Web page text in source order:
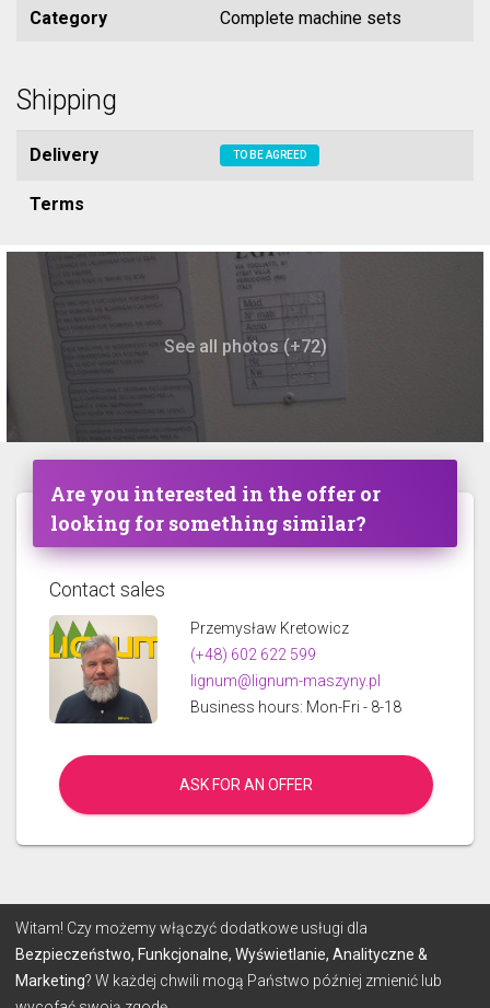
Category Complete machine sets
Shipping
Delivery TO BE AGREED
Terms
See all photos (+72)
Are you interested in the offer or
looking for something similar?
Contact sales
Przemysław Kretowicz
(+48) 602 622 599
lignum@lignum-maszyny.pl
Business hours: Mon-Fri - 8-18
ASK FOR AN OFFER
© 2026 Lignum
TERMS PRIVACY POLICY
Witam! Czy możemy włączyć dodatkowe usługi dla
Bezpieczeństwo, Funkcjonalne, Wyświetlanie, Analityczne &
Marketing? W każdej chwili mogą Państwo później zmienić lub